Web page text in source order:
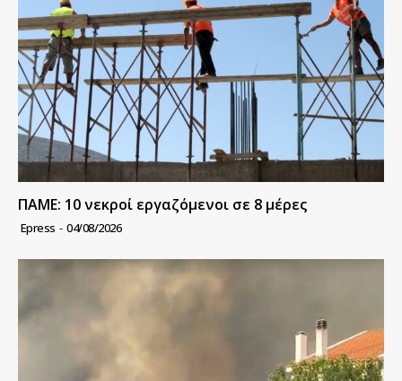
ΠΑΜΕ: 10 νεκροί εργαζόμενοι σε 8 μέρες
Epress - 04/08/2026